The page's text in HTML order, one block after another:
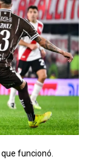
funcionó.